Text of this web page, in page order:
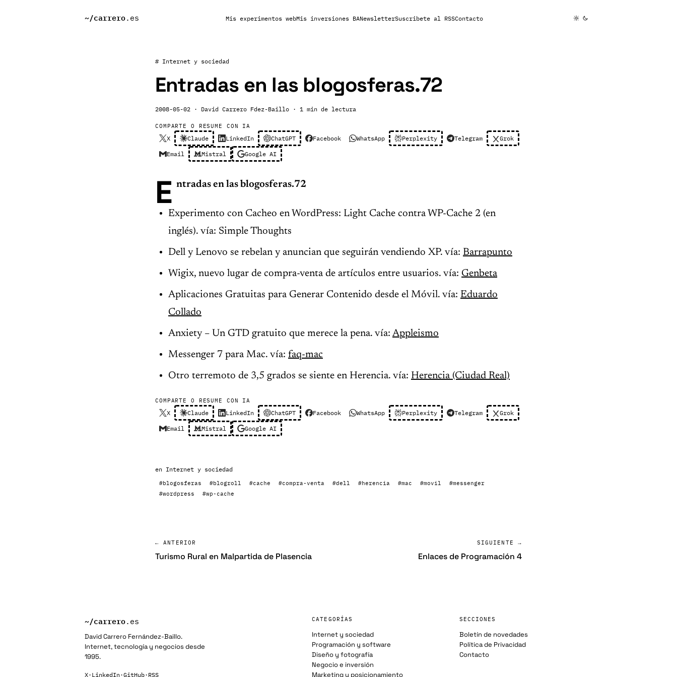
~/carrero.es Mis experimentos webMis inversiones BANewsletterSuscribete al RSSContacto
# Internet y sociedad
Entradas en las blogosferas.72
2008-05-02 · David Carrero Fdez-Baillo · 1 min de lectura
COMPARTE O RESUME CON IA
X Claude LinkedIn ChatGPT Facebook WhatsApp Perplexity Telegram Grok
Email Mistral Google AI
E ntradas en las blogosferas.72
Experimento con Cacheo en WordPress: Light Cache contra WP-Cache 2 (en
inglés). vía: Simple Thoughts
Dell y Lenovo se rebelan y anuncian que seguirán vendiendo XP. vía: Barrapunto
Wigix, nuevo lugar de compra-venta de artículos entre usuarios. vía: Genbeta
Aplicaciones Gratuitas para Generar Contenido desde el Móvil. vía: Eduardo
Collado
Anxiety – Un GTD gratuito que merece la pena. vía: Appleismo
Messenger 7 para Mac. vía: faq-mac
Otro terremoto de 3,5 grados se siente en Herencia. vía: Herencia (Ciudad Real)
COMPARTE O RESUME CON IA
X Claude LinkedIn ChatGPT Facebook WhatsApp Perplexity Telegram Grok
Email Mistral Google AI
en Internet y sociedad
#blogosferas #blogroll #cache #compra-venta #dell #herencia #mac #movil
#messenger
#wordpress
#wp-cache
← ANTERIOR
Turismo Rural en Malpartida de Plasencia
SIGUIENTE →
Enlaces de Programación 4
~/carrero.es
David Carrero Fernández-Baillo.
Internet, tecnología y negocios desde
1995.
X· LinkedIn·GitHub· RSS
CATEGORÍAS
Internet y sociedad
Programación y software
Diseño y fotografía
Negocio e inversión
Marketing y posicionamiento
SECCIONES
Boletín de novedades
Política de Privacidad
Contacto